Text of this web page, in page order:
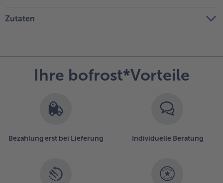
Zutaten
Ihre bofrost*Vorteile
Bezahlung erst bei Lieferung Individuelle Beratung